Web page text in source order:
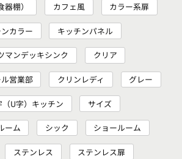
棚） カフェ風 カラー系扉
カラー キッチンパネル
マンデッキシンク クリア
営業部 クリンレディ グレー
（U字）キッチン サイズ
ーム シック ショールーム
ステンレス ステンレス扉